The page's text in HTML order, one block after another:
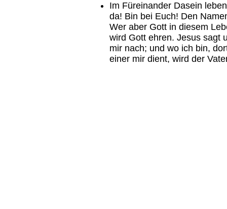
Im Füreinander Dasein
da! Bin bei Euch! Den
Wer aber Gott in diesem
wird Gott ehren. Jesus sagt
mir nach; und wo ich bin,
einer mir dient, wird der